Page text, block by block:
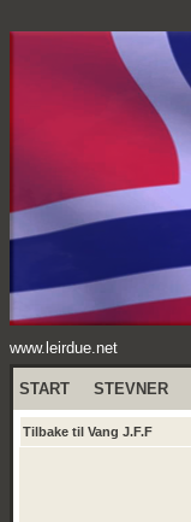
www.leirdue.net
START STEVNER
Tilbake til Vang J.F.F